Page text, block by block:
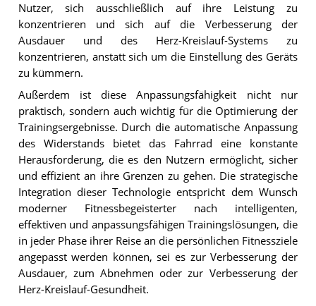
Nutzer, sich ausschließlich auf ihre Leistung zu
konzentrieren und sich auf die Verbesserung der
Ausdauer und des Herz-Kreislauf-Systems zu
konzentrieren, anstatt sich um die Einstellung des Geräts
zu kümmern.
Außerdem ist diese Anpassungsfähigkeit nicht nur
praktisch, sondern auch wichtig für die Optimierung der
Trainingsergebnisse. Durch die automatische Anpassung
des Widerstands bietet das Fahrrad eine konstante
Herausforderung, die es den Nutzern ermöglicht, sicher
und effizient an ihre Grenzen zu gehen. Die strategische
Integration dieser Technologie entspricht dem Wunsch
moderner Fitnessbegeisterter nach intelligenten,
effektiven und anpassungsfähigen Trainingslösungen, die
in jeder Phase ihrer Reise an die persönlichen Fitnessziele
angepasst werden können, sei es zur Verbesserung der
Ausdauer, zum Abnehmen oder zur Verbesserung der
Herz-Kreislauf-Gesundheit.